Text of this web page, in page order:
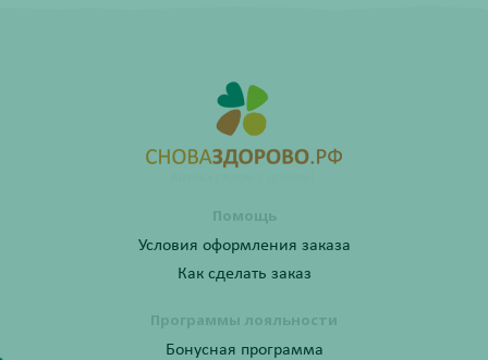
Помощь
Условия оформления заказа
Как сделать заказ
Программы лояльности
Бонусная программа